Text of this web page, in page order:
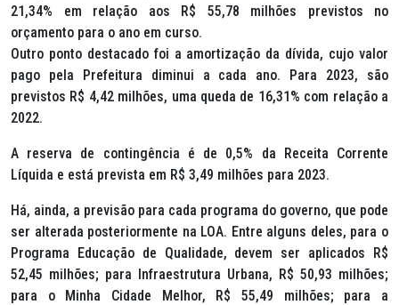
21,34% em relação aos R$ 55,78 milhões previstos no
orçamento para o ano em curso.
Outro ponto destacado foi a amortização da dívida, cujo valor
pago pela Prefeitura diminui a cada ano. Para 2023, são
previstos R$ 4,42 milhões, uma queda de 16,31% com relação a
2022.
A reserva de contingência é de 0,5% da Receita Corrente
Líquida e está prevista em R$ 3,49 milhões para 2023.
Há, ainda, a previsão para cada programa do governo, que pode
ser alterada posteriormente na LOA. Entre alguns deles, para o
Programa Educação de Qualidade, devem ser aplicados R$
52,45 milhões; para Infraestrutura Urbana, R$ 50,93 milhões;
para o Minha Cidade Melhor, R$ 55,49 milhões; para a